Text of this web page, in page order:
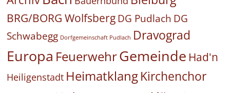
BRG/BORG Wolfsberg DG Pudlach DG
Schwabegg Dorfgemeinschaft Pudlach Dravograd
Europa FeuerwehrGemeinde Had'n
Heiligenstadt HeimatklangKirchenchor